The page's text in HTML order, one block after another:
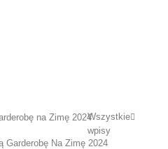
Garderobę Na Zimę 2024
Wszystkie
wpisy